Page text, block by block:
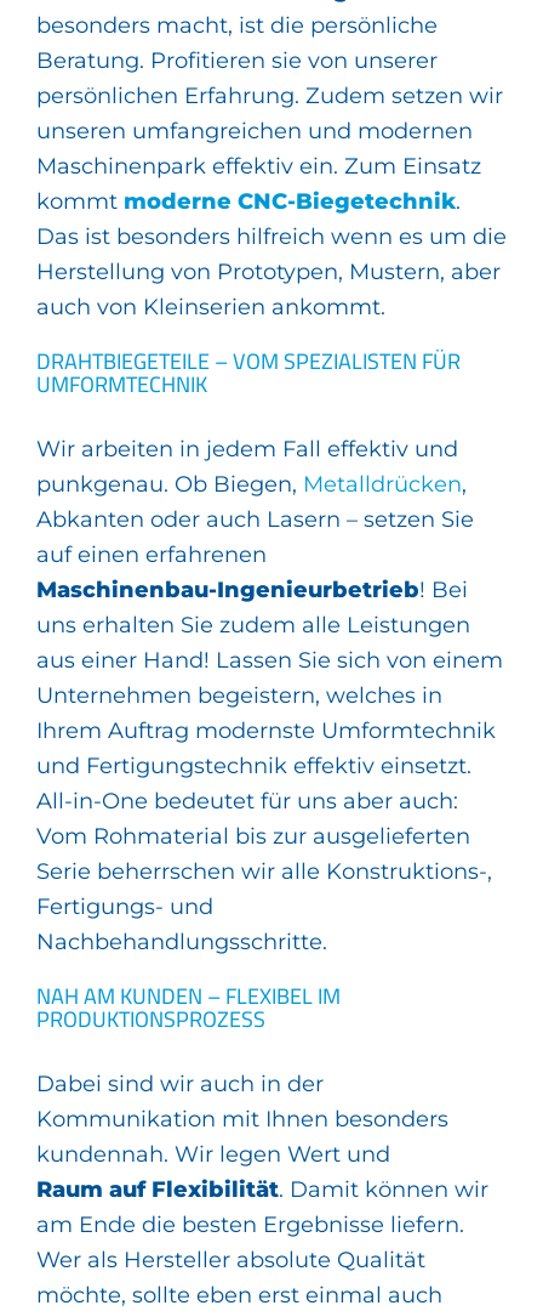
besonders macht, ist die persönliche
Beratung. Profitieren sie von unserer
persönlichen Erfahrung. Zudem setzen wir
unseren umfangreichen und modernen
Maschinenpark effektiv ein. Zum Einsatz
kommt moderne CNC-Biegetechnik.
Das ist besonders hilfreich wenn es um die
Herstellung von Prototypen, Mustern, aber
auch von Kleinserien ankommt.
DRAHTBIEGETEILE – VOM SPEZIALISTEN FÜR
UMFORMTECHNIK
Wir arbeiten in jedem Fall effektiv und
punkgenau. Ob Biegen, Metalldrücken,
Abkanten oder auch Lasern – setzen Sie
auf einen erfahrenen
Maschinenbau-Ingenieurbetrieb! Bei
uns erhalten Sie zudem alle Leistungen
aus einer Hand! Lassen Sie sich von einem
Unternehmen begeistern, welches in
Ihrem Auftrag modernste Umformtechnik
und Fertigungstechnik effektiv einsetzt.
All-in-One bedeutet für uns aber auch:
Vom Rohmaterial bis zur ausgelieferten
Serie beherrschen wir alle Konstruktions-,
Fertigungs- und
Nachbehandlungsschritte.
NAH AM KUNDEN – FLEXIBEL IM
PRODUKTIONSPROZESS
Dabei sind wir auch in der
Kommunikation mit Ihnen besonders
kundennah. Wir legen Wert und
Raum auf Flexibilität. Damit können wir
am Ende die besten Ergebnisse liefern.
Wer als Hersteller absolute Qualität
möchte, sollte eben erst einmal auch